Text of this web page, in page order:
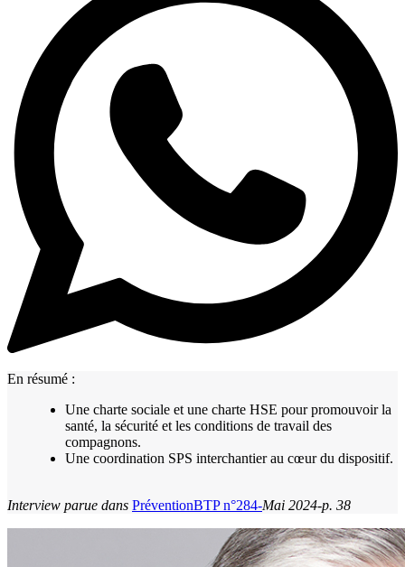
En résumé :
Une charte sociale et une charte HSE pour promouvoir la
santé, la sécurité et les conditions de travail des
compagnons.
Une coordination SPS interchantier au cœur du dispositif.
Interview parue dans PréventionBTP n°284-Mai 2024-p. 38